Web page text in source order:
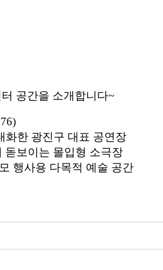
공간을 소개합니다~
화한 광진구 대표 공연장
돋보이는 몰입형 소극장
행사용 다목적 예술 공간